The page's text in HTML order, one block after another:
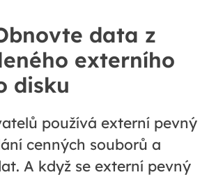
data z
externího
disku
používá externí pevný
cenných souborů a
A když se externí pevný